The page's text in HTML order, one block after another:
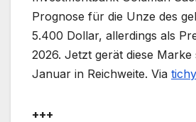
Prognose für die Unze des
5.400 Dollar, allerdings als
2026. Jetzt gerät diese Marke
Januar in Reichweite. Via
+++